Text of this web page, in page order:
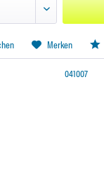
Merken
041007